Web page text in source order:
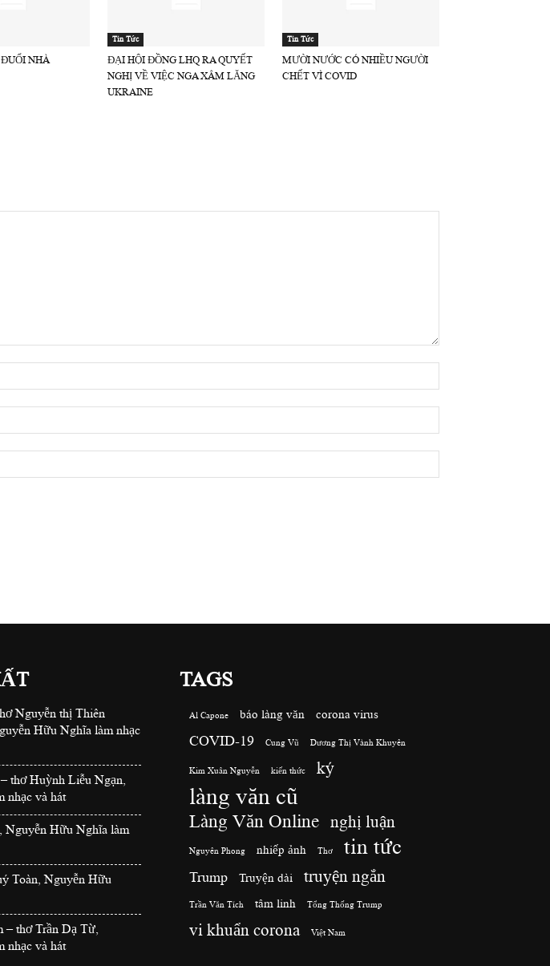
NHÀ
Tin Tức
ĐẠI HỘI ĐỒNG LHQ RA QUYẾT
NGHỊ VỀ VIỆC NGA XÂM LĂNG
UKRAINE
Tin Tức
MƯỜI NƯỚC CÓ NHIỀU NGƯỜI
CHẾT VÌ COVID
Nguyễn thị Thiên
Hữu Nghĩa làm nhạc
thơ Huỳnh Liễu Ngạn,
nhạc và hát
Nguyễn Hữu Nghĩa làm
Toàn, Nguyễn Hữu
– thơ Trần Dạ Từ,
nhạc và hát
TAGS
Al Capone báo làng văn corona virus
COVID-19 Cung Vũ Dương Thị Vành Khuyên
Kim Xuân Nguyễn kiến thức ký
làng văn cũ
Làng Văn Online nghị luận
Nguyên Phong nhiếp ảnh Thơ tin tức
Trump Truyện dài truyện ngắn
Trần Văn Tích tâm linh Tổng Thống Trump
vi khuẩn corona Việt Nam